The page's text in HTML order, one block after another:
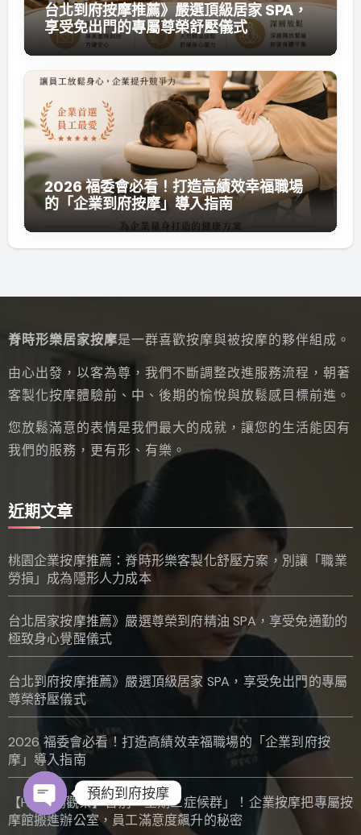
台北到府按摩推薦》嚴選頂級居家 SPA，
享受免出門的專屬尊榮舒壓儀式
2026 福委會必看！打造高績效幸福職場
的「企業到府按摩」導入指南
脊時形樂居家按摩是一群喜歡按摩與被按摩的夥伴組成。
由心出發，以客為尊，我們不斷調整改進服務流程，朝著
客製化按摩體驗前、中、後期的愉悅與放鬆感目標前進。
您放鬆滿意的表情是我們最大的成就，讓您的生活能因有
我們的服務，更有形、有樂。
近期文章
桃園企業按摩推薦：脊時形樂客製化舒壓方案，別讓「職業
勞損」成為隱形人力成本
台北居家按摩推薦》嚴選尊榮到府精油 SPA，享受免通勤的
極致身心覺醒儀式
台北到府按摩推薦》嚴選頂級居家 SPA，享受免出門的專屬
尊榮舒壓儀式
2026 福委會必看！打造高績效幸福職場的「企業到府按
摩」導入指南
【HR 職場觀察】告別「星期三症候群」！企業按摩把專屬按
摩館搬進辦公室，員工滿意度飆升的秘密
預約到府按摩
Open chaty